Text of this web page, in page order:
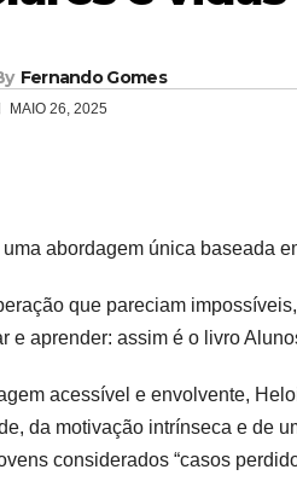
Fernando Gomes
MAIO 26, 2025
abordagem única baseada
que pareciam
e aprender: assim é o livro
acessível e envolvente,
da motivação intrínseca e de
considerados “casos